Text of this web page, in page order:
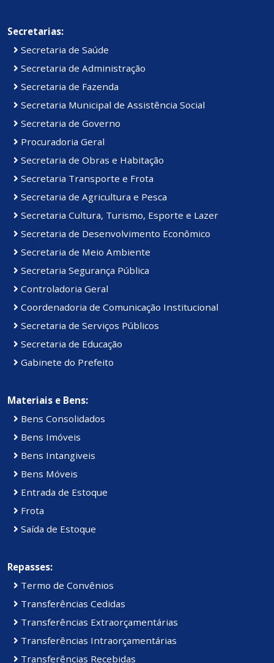
Secretarias:
Secretaria de Saúde
Secretaria de Administração
Secretaria de Fazenda
Secretaria Municipal de Assistência Social
Secretaria de Governo
Procuradoria Geral
Secretaria de Obras e Habitação
Secretaria Transporte e Frota
Secretaria de Agricultura e Pesca
Secretaria Cultura, Turismo, Esporte e Lazer
Secretaria de Desenvolvimento Econômico
Secretaria de Meio Ambiente
Secretaria Segurança Pública
Controladoria Geral
Coordenadoria de Comunicação Institucional
Secretaria de Serviços Públicos
Secretaria de Educação
Gabinete do Prefeito
Materiais e Bens:
Bens Consolidados
Bens Imóveis
Bens Intangiveis
Bens Móveis
Entrada de Estoque
Frota
Saída de Estoque
Repasses:
Termo de Convênios
Transferências Cedidas
Transferências Extraorçamentárias
Transferências Intraorçamentárias
Transferências Recebidas